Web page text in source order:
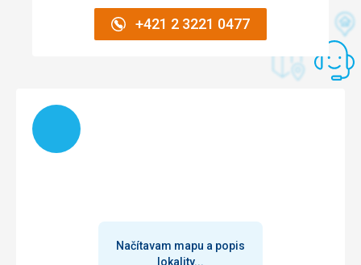
+421 2 3221 0477
Načítam
Načítavam mapu a popis
lokality...